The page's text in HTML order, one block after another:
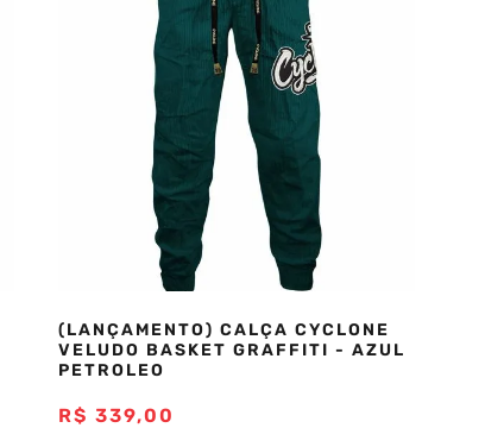
(LANÇAMENTO) CALÇA CYCLONE
VELUDO BASKET GRAFFITI - AZUL
PETROLEO
R$ 339,00